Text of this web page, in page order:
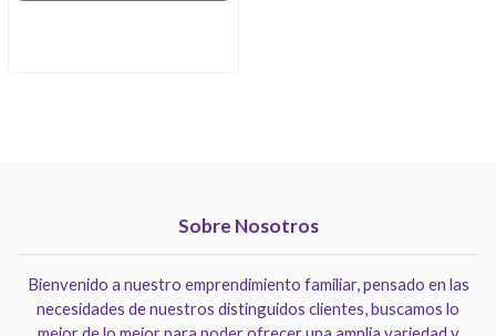
Sobre Nosotros
Bienvenido a nuestro emprendimiento familiar, pensado en las
necesidades de nuestros distinguidos clientes, buscamos lo